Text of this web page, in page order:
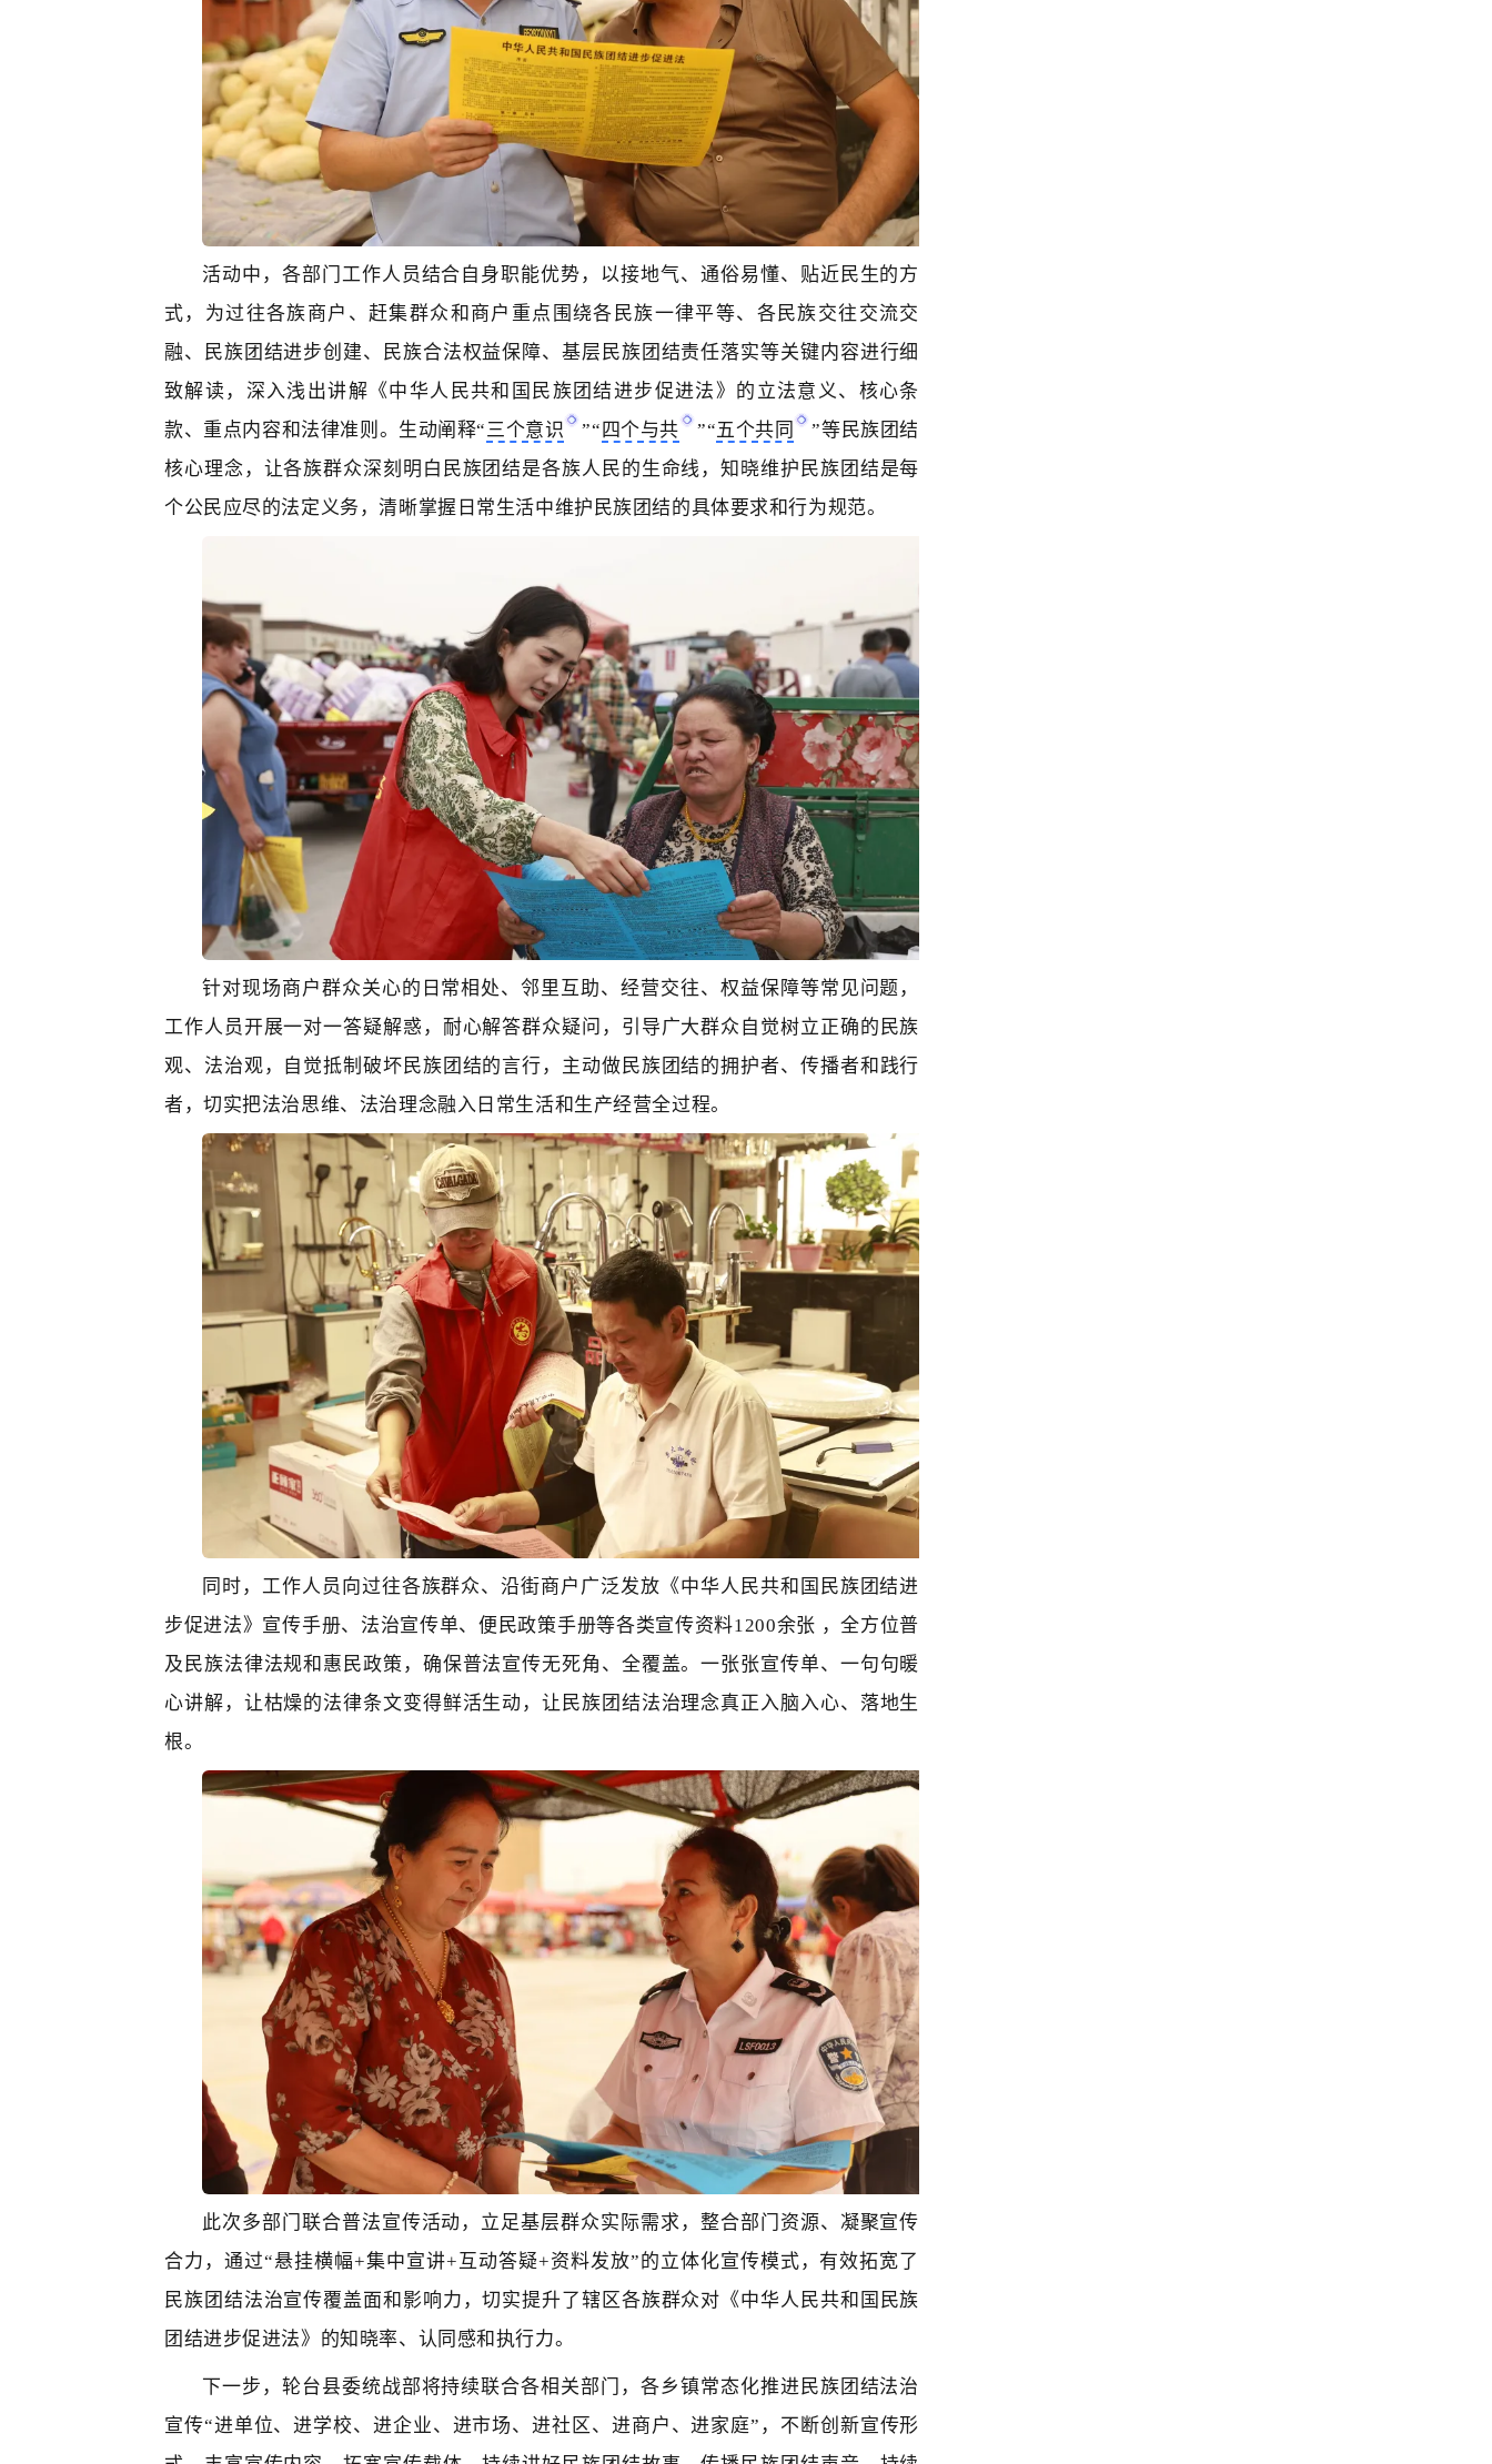
活动中，各部门工作人员结合自身职能优势，以接地气、通俗易懂、贴近民生的方
式，为过往各族商户、赶集群众和商户 重点围绕各民族一律平等、各民族交往交流交
融、民族团结进步创建、民族合法权益保障、基层民族团结责任落实等关键内容进行细
致解读，深入浅出讲解《中华人民共和国民族团结进步促进法》的立法意义、核心条
款、重点内容和法律准则 。 生动阐释“三个意识 ”“ 四个与共 ”“五个共同
”等民族团结
核心理念，让各族群众深刻明白民族团结是各族人民的生命线，知晓维护民族团结是每
个公民应尽的法定义务，清晰掌握日常生活中维护民族团结的具体要求和行为规范。
针对现场商户群众关心的日常相处、邻里互助、经营交往、权益保障等常见问题，
工作人员开展一对一答疑解惑，耐心解答群众疑问，引导广大群众自觉树立正确的民族
观、法治观，自觉抵制破坏民族团结的言行，主动做民族团结的拥护者、传播者和践行
者，切实把法治思维、法治理念融入日常生活和生产经营全过程。
同时，工作人员向过往各族群众、沿街商户广泛发放《中华人民共和国 民族团结进
步促进法》宣传手册、法治宣传单、便民政策手册等各类宣传资料1200余张 ，全方位普
及民族法律法规和惠民政策，确保普法宣传无死角、全覆盖。一张张宣传单、一句句暖
心讲解，让枯燥的法律条文变得鲜活生动，让民族团结法治理念真正入脑入心、落地生
根。
此次多部门联合普法宣传活动，立足基层群众实际需求，整合部门资源、凝聚宣传
合力，通过“悬挂横幅+集中宣讲+互动答疑+资料发放”的立体化宣传模式，有效拓宽了
民族团结法治宣传覆盖面和影响力，切实提升了辖区各族群众对《中华人民共和国民族
团结进步促进法》的知晓率、认同感和执行力。
下一步，轮台县委统战部将持续联合各相关部门，各乡镇常态化推进民族团结法治
宣传“进单位、进学校、进企业、 进市场、进社区、进商户、进家庭”，不断创新宣传形